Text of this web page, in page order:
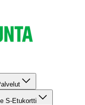
S-Etukortti